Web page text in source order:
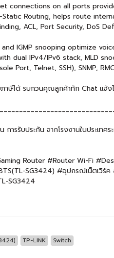
connections on all ports
Routing, helps route
ACL, Port Security, DoS
IGMP snooping optimize
dual IPv4/IPv6 stack, MLD
Port, Telnet, SSH), SNMP,
าษีได้ รบกวนคุณลูกค้าทัก Chat แจ้ง
การรับประกัน จากโรงงานในประเทศ
Router #Router Wi-Fi
SG3424) #อุปกรณ์เน็ตเวิร์
SG3424
TP-LINK Switch